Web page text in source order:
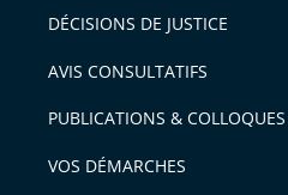
DÉCISIONS DE JUSTICE
AVIS CONSULTATIFS
PUBLICATIONS & COLLOQUES
VOS DÉMARCHES